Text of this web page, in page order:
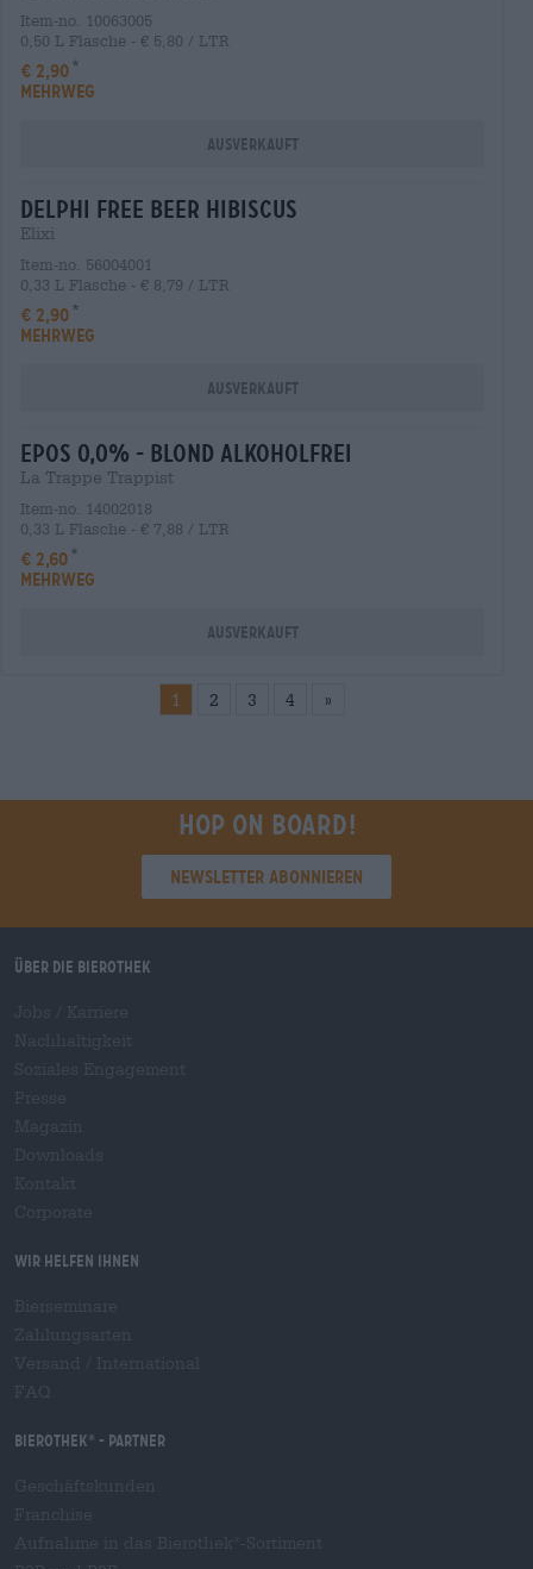
Item-no. 10063005
0,50 L Flasche - € 5,80 / LTR
€ 2,90
MEHRWEG
Ausverkauft
delphi free beer hibiscus
Elixi
Item-no. 56004001
0,33 L Flasche - € 8,79 / LTR
€ 2,90
MEHRWEG
Ausverkauft
epos 0,0% - blond alkoholfrei
La Trappe Trappist
Item-no. 14002018
0,33 L Flasche - € 7,88 / LTR
€ 2,60
MEHRWEG
Ausverkauft
1 2 3 4 »
Hop on board!
Newsletter abonnieren
Über die Bierothek
Wir helfen Ihnen
Bierothek - Partner